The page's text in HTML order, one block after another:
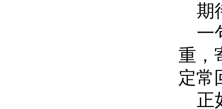
期
一
重，
定常
正